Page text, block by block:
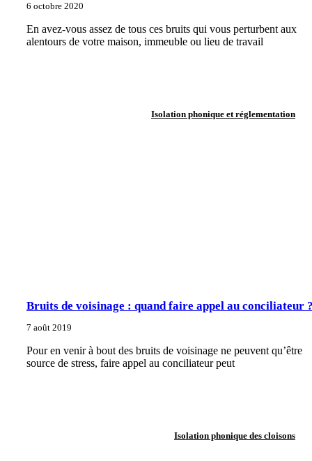
6 octobre 2020
En avez-vous assez de tous ces bruits qui vous perturbent aux
alentours de votre maison, immeuble ou lieu de travail
Isolation phonique et réglementation
Bruits de voisinage : quand faire appel au conciliateur
7 août 2019
Pour en venir à bout des bruits de voisinage ne peuvent qu’être
source de stress, faire appel au conciliateur peut
Isolation phonique des cloisons